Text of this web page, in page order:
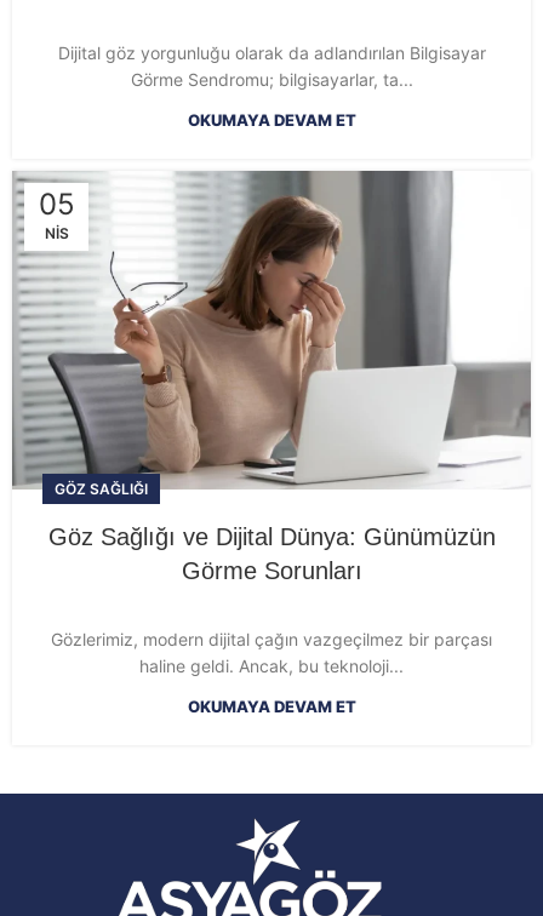
Dijital göz yorgunluğu olarak da adlandırılan Bilgisayar
Görme Sendromu; bilgisayarlar, ta...
OKUMAYA DEVAM ET
05
NIS
GÖZ SAĞLIĞI
Göz Sağlığı ve Dijital Dünya: Günümüzün
Görme Sorunları
Gözlerimiz, modern dijital çağın vazgeçilmez bir parçası
haline geldi. Ancak, bu teknoloji...
OKUMAYA DEVAM ET